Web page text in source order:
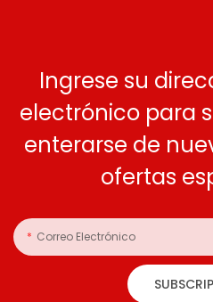
Ingrese su
electrónico para
enterarse de
ofertas
Correo Electrónico